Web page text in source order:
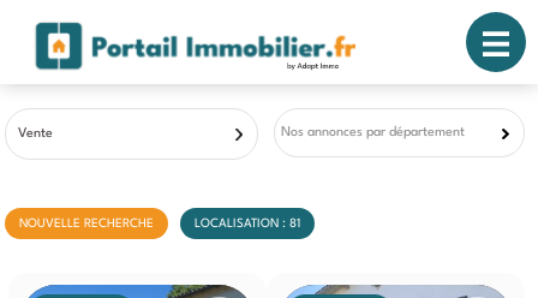
Vente Nos annonces par département
NOUVELLE RECHERCHE LOCALISATION : 81